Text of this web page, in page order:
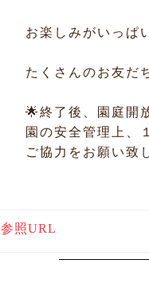
お楽しみがいっぱ
たくさんのお友だ
🌟終了後、園庭開
園の安全管理上、
ご協力をお願い致
参照URL